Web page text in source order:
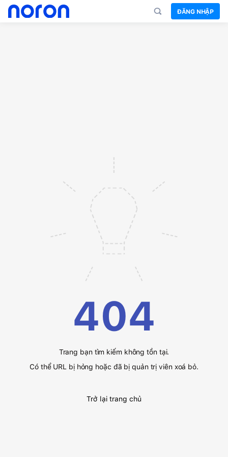
ĐĂNG NHẬP
404
Trang bạn tìm kiếm không tồn tại.
Có thể URL bị hỏng hoặc đã bị quản trị viên xoá bỏ.
Trở lại trang chủ